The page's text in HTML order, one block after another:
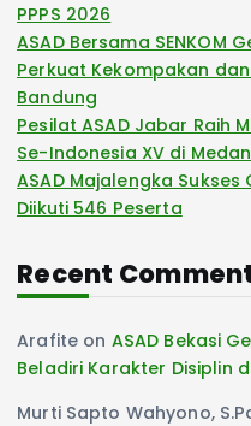
PPPS 2026
ASAD Bersama SENKOM
Perkuat Kekompakan
Bandung
Pesilat ASAD Jabar Raih
Se-Indonesia XV di Medan
ASAD Majalengka
Diikuti 546 Peserta
Recent
Arafite on ASAD Bekasi
Beladiri Karakter Disiplin
Murti Sapto Wahyono,